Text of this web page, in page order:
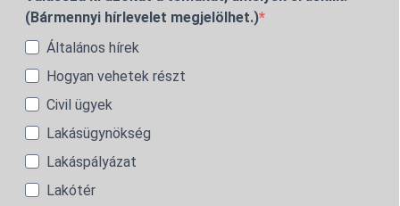
(Bármennyi hírlevelet megjelölhet.)
Általános hírek
Hogyan vehetek részt
Civil ügyek
Lakásügynökség
Lakáspályázat
Lakótér